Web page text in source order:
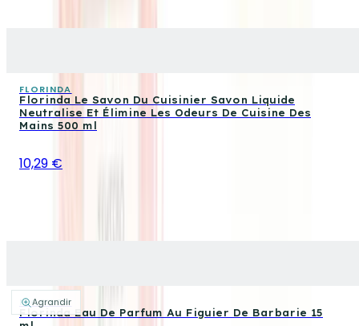
Agrandir
FLORINDA
Florinda Le Savon Du Cuisinier Savon Liquide
Neutralise Et Élimine Les Odeurs De Cuisine Des
Mains 500 ml
10,29 €
FLORINDA
Florinda Eau De Parfum Au Figuier De Barbarie 15